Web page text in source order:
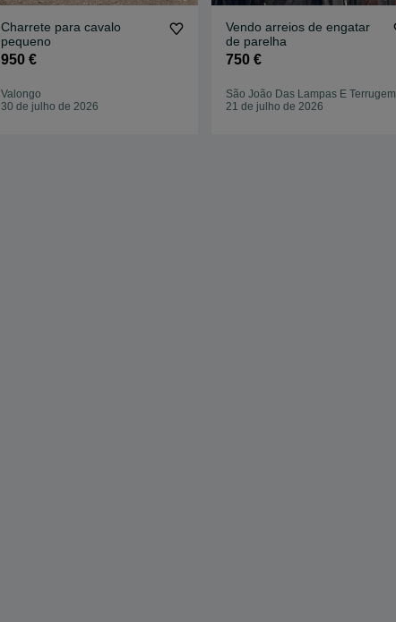
Charrete para cavalo
pequeno
950 €
Valongo
30 de julho de 2026
Vendo arreios de engatar
de parelha
750 €
São João Das Lampas E Terrugem
21 de julho de 2026